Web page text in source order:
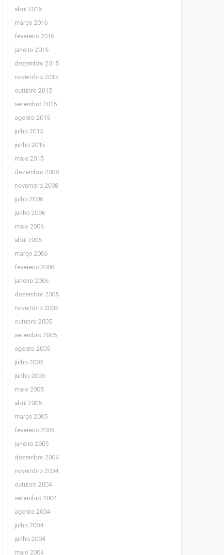
abril 2016
março 2016
fevereiro 2016
janeiro 2016
dezembro 2015
novembro 2015
outubro 2015
setembro 2015
agosto 2015
julho 2015
junho 2015
maio 2015
dezembro 2008
novembro 2008
julho 2006
junho 2006
maio 2006
abril 2006
março 2006
fevereiro 2006
janeiro 2006
dezembro 2005
novembro 2005
outubro 2005
setembro 2005
agosto 2005
julho 2005
junho 2005
maio 2005
abril 2005
março 2005
fevereiro 2005
janeiro 2005
dezembro 2004
novembro 2004
outubro 2004
setembro 2004
agosto 2004
julho 2004
junho 2004
maio 2004